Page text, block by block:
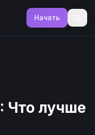
Начать
Что лучше